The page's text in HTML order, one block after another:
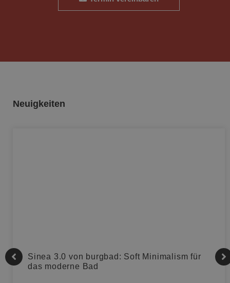
Neuigkeiten
Sinea 3.0 von burgbad: Soft Minimalism für
das moderne Bad